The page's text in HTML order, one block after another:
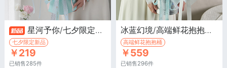
星河予你/七夕限定花束·粉玫瑰6枝，白色骄傲玫瑰喷蓝色5枝，白色紫罗兰5枝
七夕限定新品
￥219
已销售285件
冰蓝幻境/高端鲜花抱抱桶·白色香水百合1枝喷淡蓝色，掌2枝喷蓝色，蓝色绣球1枝
高端鲜花抱抱桶
￥559
已销售296件